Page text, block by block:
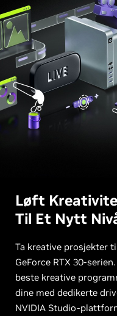
Løft
Til Et Nytt
Ta kreative prosjekter
GeForce RTX 30-
beste kreative
dine med dedikerte
NVIDIA Studio-